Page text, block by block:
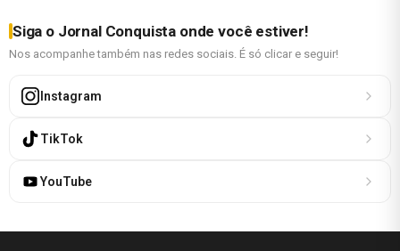
Siga o Jornal Conquista onde você estiver!
Nos acompanhe também nas redes sociais. É só clicar e seguir!
Instagram
TikTok
YouTube